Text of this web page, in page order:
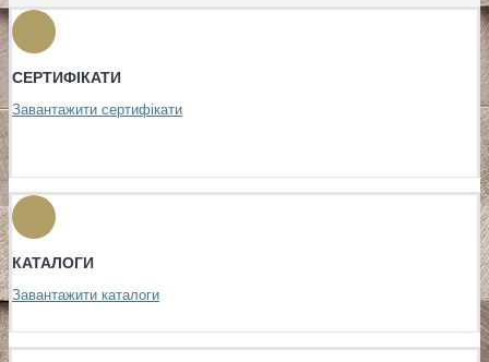
СЕРТИФІКАТИ
Завантажити сертифікати
КАТАЛОГИ
Завантажити каталоги